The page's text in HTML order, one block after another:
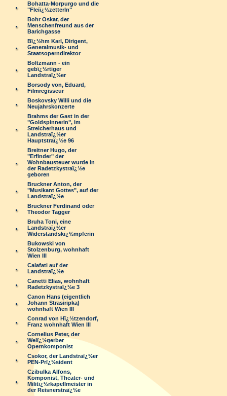
Bohatta-Morpurgo und die
"Fleiï¿½zetterln"
Bohr Oskar, der
Menschenfreund aus der
Barichgasse
Bï¿½hm Karl, Dirigent,
Generalmusik- und
Staatsoperndirektor
Boltzmann - ein
gebï¿½rtiger
Landstraï¿½er
Borsody von, Eduard,
Filmregisseur
Boskovsky Willi und die
Neujahrskonzerte
Brahms der Gast in der
"Goldspinnerin", im
Streicherhaus und
Landstraï¿½er
Hauptstraï¿½e 96
Breitner Hugo, der
"Erfinder" der
Wohnbausteuer wurde in
der Radetzkystraï¿½e
geboren
Bruckner Anton, der
"Musikant Gottes", auf der
Landstraï¿½e
Bruckner Ferdinand oder
Theodor Tagger
Bruha Toni, eine
Landstraï¿½er
Widerstandskï¿½mpferin
Bukowski von
Stolzenburg, wohnhaft
Wien III
Calafati auf der
Landstraï¿½e
Canetti Elias, wohnhaft
Radetzkystraï¿½e 3
Canon Hans (eigentlich
Johann Strasiripka)
wohnhaft Wien III
Conrad von Hï¿½tzendorf,
Franz wohnhaft Wien III
Cornelius Peter, der
Weiï¿½gerber
Opernkomponist
Csokor, der Landstraï¿½er
PEN-Prï¿½sident
Czibulka Alfons,
Komponist, Theater- und
Militï¿½rkapellmeister in
der Reisnerstraï¿½e